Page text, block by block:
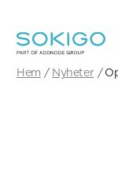
Hem Nyheter